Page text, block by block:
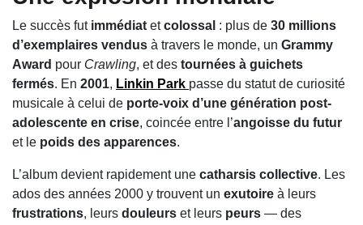
Le succès fut immédiat etcolossal : plus de 30 millions
d’exemplaires vendus à travers le monde, un Grammy
Award pour Crawling, et des tournées à guichets
fermés. En 2001, Linkin Park passe du statut de curiosité
musicale à celui de porte-voix d’une génération post-
adolescente en crise, coincée entre l’angoisse du futur
et le poids des apparences.
L’album devient rapidement une catharsis collective. Les
ados des années 2000 y trouvent un exutoire à leurs
frustrations, leurs douleurs et leurs peurs — des